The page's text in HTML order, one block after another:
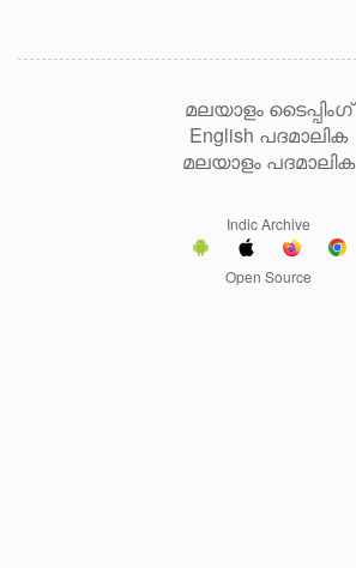
മലയാളം ടൈപ്പിംഗ്
English പദമാലിക
മലയാളം പദമാലിക
Indic Archive
Open Source